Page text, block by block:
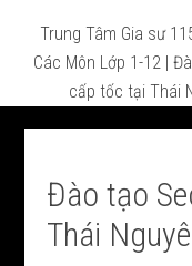
Trung Tâm Gia sư
Các Môn Lớp 1-12 |
cấp tốc tại Thái
Đào tạo
Thái